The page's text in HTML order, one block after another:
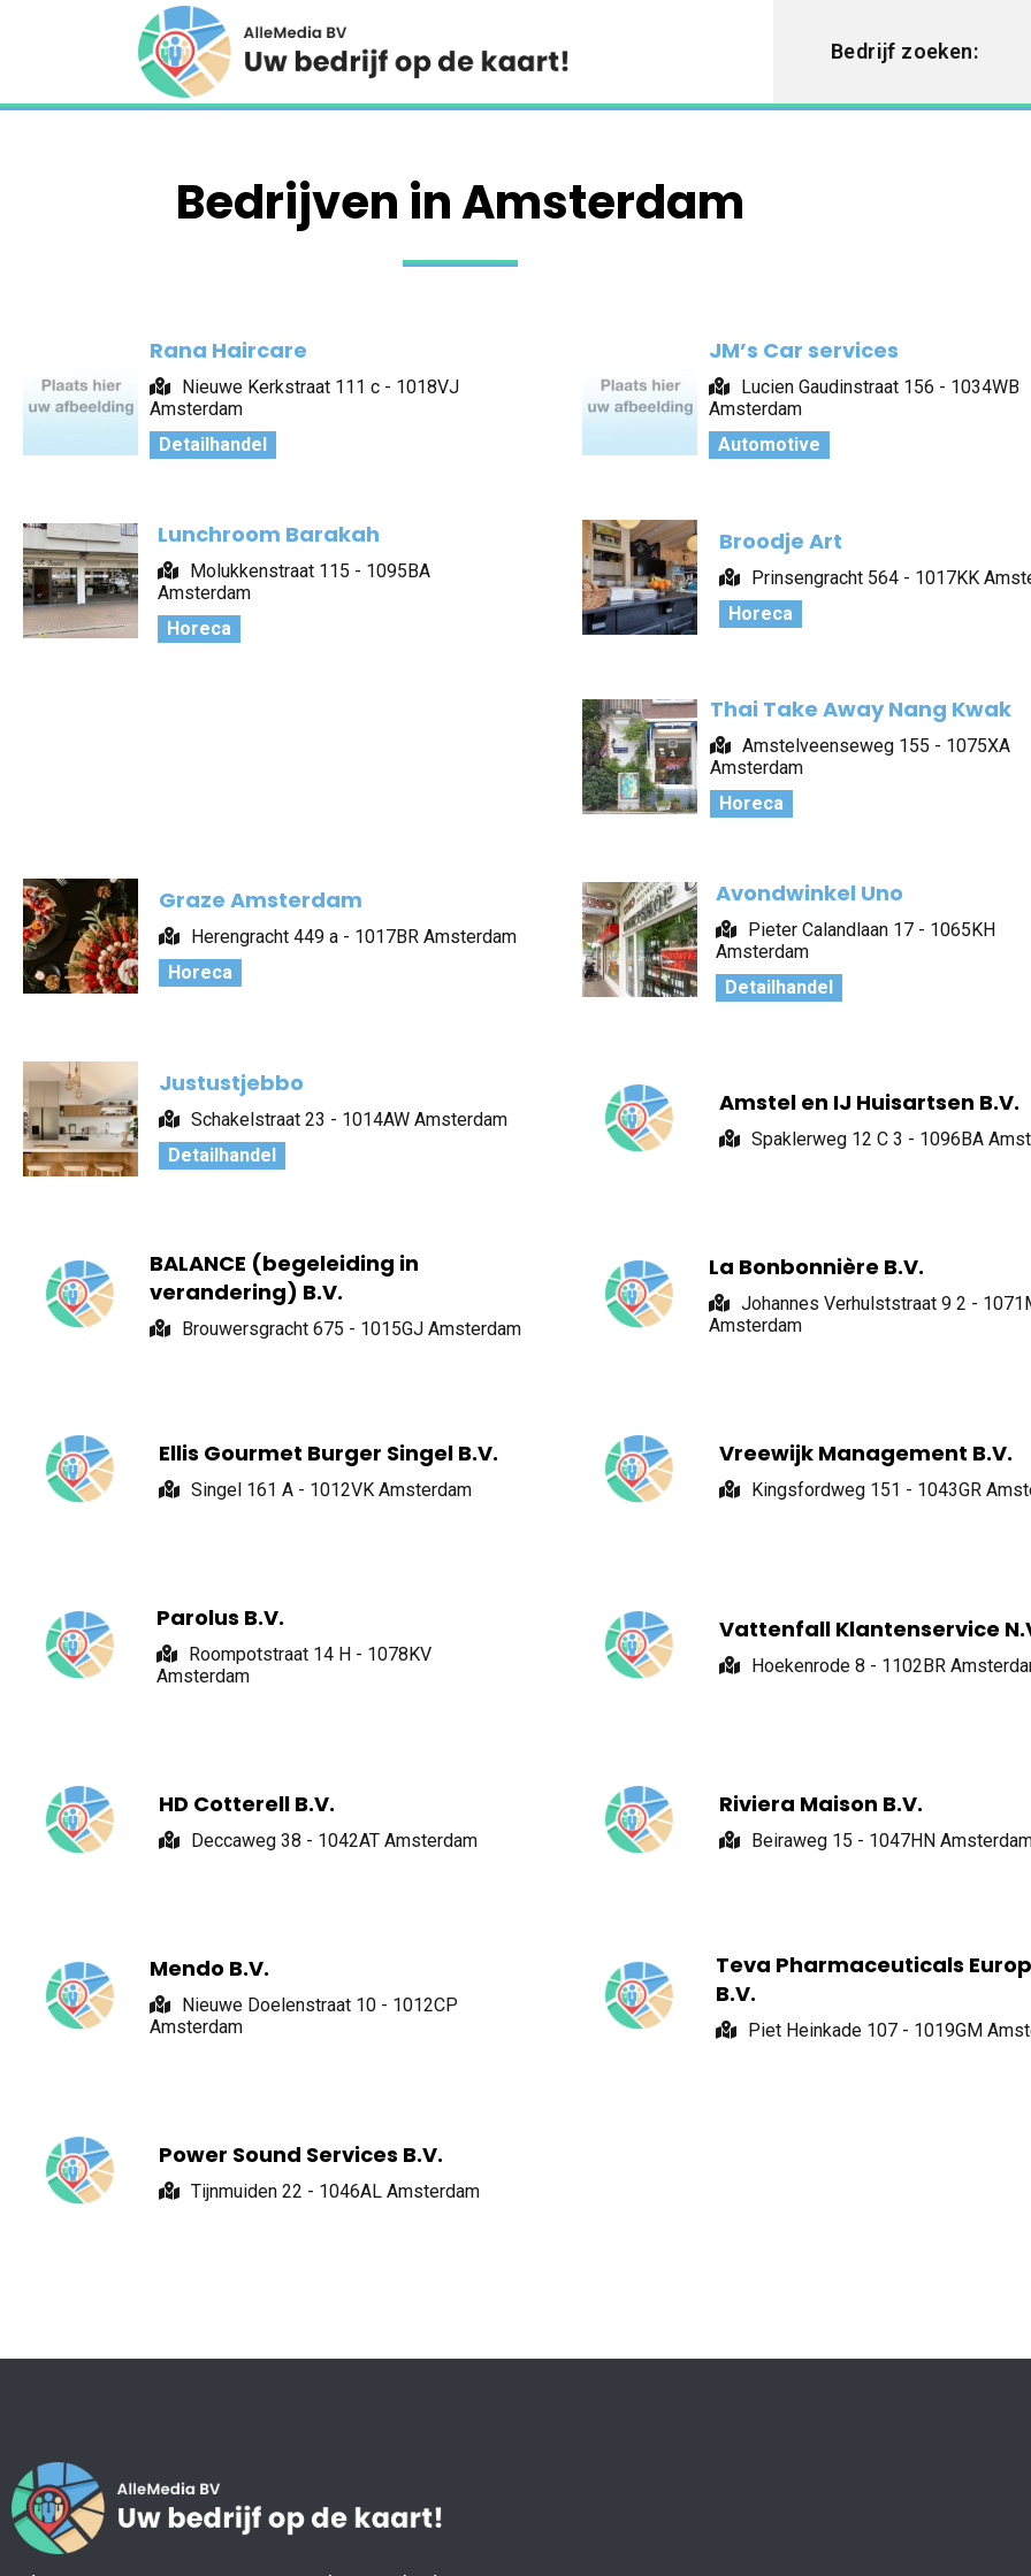
Bedrijf zoeken:
Bedrijven in Amsterdam
Rana Haircare
Nieuwe Kerkstraat 111 c - 1018VJ
Amsterdam
Detailhandel
JM’s Car services
Lucien Gaudinstraat 156 - 1034WB
Amsterdam
Automotive
Lunchroom Barakah
Molukkenstraat 115 - 1095BA
Amsterdam
Horeca
Broodje Art
Prinsengracht 564 - 1017KK
Horeca
Thai Take Away Nang Kwak
Amstelveenseweg 155 - 1075XA
Amsterdam
Horeca
Graze Amsterdam
Herengracht 449 a - 1017BR Amsterdam
Horeca
Avondwinkel Uno
Pieter Calandlaan 17 - 1065KH
Amsterdam
Detailhandel
Justustjebbo
Schakelstraat 23 - 1014AW Amsterdam
Detailhandel
Amstel en IJ Huisartsen B.V.
Spaklerweg 12 C 3 - 1096BA
BALANCE (begeleiding in
verandering) B.V.
Brouwersgracht 675 - 1015GJ Amsterdam
La Bonbonnière B.V.
Johannes Verhulststraat 9 2 -
Amsterdam
Ellis Gourmet Burger Singel B.V.
Singel 161 A - 1012VK Amsterdam
Vreewijk Management B.V.
Kingsfordweg 151 - 1043GR
Parolus B.V.
Roompotstraat 14 H - 1078KV
Amsterdam
Vattenfall Klantenservice
Hoekenrode 8 - 1102BR
HD Cotterell B.V.
Deccaweg 38 - 1042AT Amsterdam
Riviera Maison B.V.
Beiraweg 15 - 1047HN
Mendo B.V.
Nieuwe Doelenstraat 10 - 1012CP
Amsterdam
Teva Pharmaceuticals
B.V.
Piet Heinkade 107 - 1019GM
Power Sound Services B.V.
Tijnmuiden 22 - 1046AL Amsterdam